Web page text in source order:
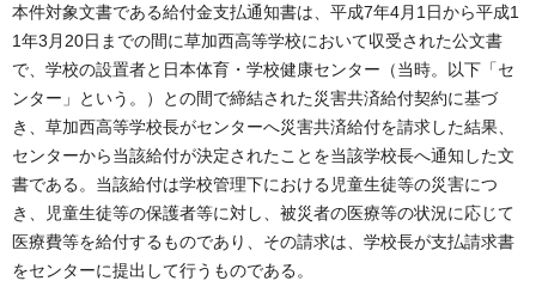
本件対象文書である給付金支払通知書は、平成7年4月1日から平成1
1年3月20日までの間に草加西高等学校において収受された公文書
で、学校の設置者と日本体育・学校健康センター（当時。以下「セ
ンター」という。）との間で締結された災害共済給付契約に基づ
き、草加西高等学校長がセンターへ災害共済給付を請求した結果、
センターから当該給付が決定されたことを当該学校長へ通知した文
書である。当該給付は学校管理下における児童生徒等の災害につ
き、児童生徒等の保護者等に対し、被災者の医療等の状況に応じて
医療費等を給付するものであり、その請求は、学校長が支払請求書
をセンターに提出して行うものである。